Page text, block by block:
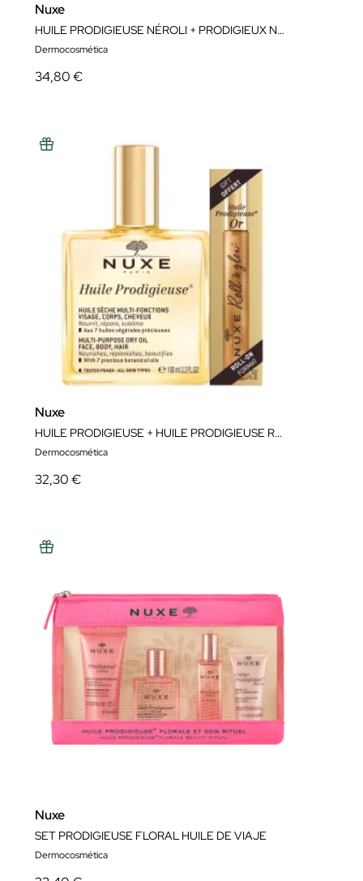
Nuxe
HUILE PRODIGIEUSE NÉROLI + PRODIGIEUX NÉROLI GEL DUCHA REGALO
Dermocosmética
34,80 €
Nuxe
HUILE PRODIGIEUSE + HUILE PRODIGIEUSE ROLL-ON OR DE REGALO
Dermocosmética
32,30 €
Nuxe
SET PRODIGIEUSE FLORAL HUILE DE VIAJE
Dermocosmética